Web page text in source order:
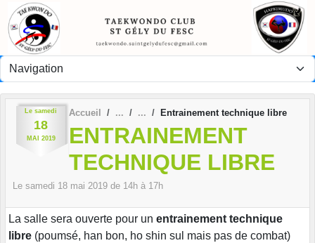
Le samedi
18
MAI 2019
Accueil Entrainement technique libre
ENTRAINEMENT
TECHNIQUE LIBRE
Le samedi 18 mai 2019 de 14h à 17h
La salle sera ouverte pour un entrainement technique
libre (poumsé, han bon, ho shin sul mais pas de combat)
Panneau de gestion des cookies